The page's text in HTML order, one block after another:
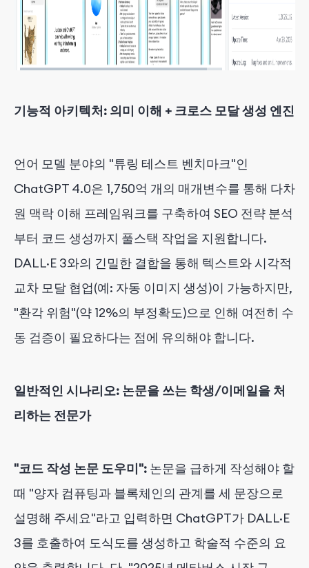
기능적 아키텍처: 의미 이해 + 크로스 모달 생성 엔진
언어 모델 분야의 "튜링 테스트 벤치마크"인
ChatGPT 4.0은 1,750억 개의 매개변수를 통해 다차
원 맥락 이해 프레임워크를 구축하여 SEO 전략 분석
부터 코드 생성까지 풀스택 작업을 지원합니다.
DALL·E 3와의 긴밀한 결합을 통해 텍스트와 시각적
교차 모달 협업(예: 자동 이미지 생성)이 가능하지만,
"환각 위험"(약 12%의 부정확도)으로 인해 여전히 수
동 검증이 필요하다는 점에 유의해야 합니다.
일반적인 시나리오: 논문을 쓰는 학생/이메일을 처
리하는 전문가
"코드 작성 논문 도우미": 논문을 급하게 작성해야 할
때 "양자 컴퓨팅과 블록체인의 관계를 세 문장으로
설명해 주세요"라고 입력하면 ChatGPT가 DALL·E
3를 호출하여 도식도를 생성하고 학술적 수준의 요